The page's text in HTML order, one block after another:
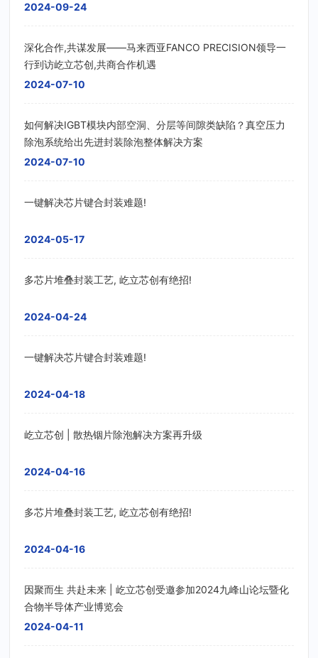
2024-09-24
深化合作,共谋发展——马来西亚FANCO PRECISION领导一
行到访屹立芯创,共商合作机遇
2024-07-10
如何解决IGBT模块内部空洞、分层等间隙类缺陷？真空压力
除泡系统给出先进封装除泡整体解决方案
2024-07-10
一键解决芯片键合封装难题!
2024-05-17
多芯片堆叠封装工艺, 屹立芯创有绝招!
2024-04-24
一键解决芯片键合封装难题!
2024-04-18
屹立芯创 | 散热铟片除泡解决方案再升级
2024-04-16
多芯片堆叠封装工艺, 屹立芯创有绝招!
2024-04-16
因聚而生 共赴未来 | 屹立芯创受邀参加2024九峰山论坛暨化
合物半导体产业博览会
2024-04-11